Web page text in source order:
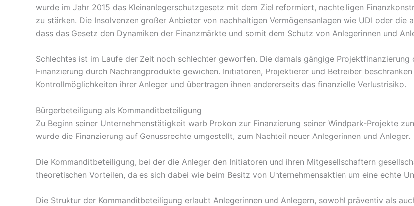
wurde im Jahr 2015 das Kleinanlegerschutzgesetz mit dem Ziel reformiert, nachteiligen
zu stärken. Die Insolvenzen großer Anbieter von nachhaltigen Vermögensanlagen wie UDI oder die
dass das Gesetz den Dynamiken der Finanzmärkte und somit dem Schutz von Anlegerinnen und
Schlechtes ist im Laufe der Zeit noch schlechter geworfen. Die damals gängige
Finanzierung durch Nachrangprodukte gewichen. Initiatoren, Projektierer und Betreiber
Kontrollmöglichkeiten ihrer Anleger und übertragen ihnen andererseits das finanzielle Verlustrisiko.
Bürgerbeteiligung als Kommanditbeteiligung
Zu Beginn seiner Unternehmenstätigkeit warb Prokon zur Finanzierung seiner Windpark-Projekte
wurde die Finanzierung auf Genussrechte umgestellt, zum Nachteil neuer Anlegerinnen und Anleger.
Die Kommanditbeteiligung, bei der die Anleger den Initiatoren und ihren Mitgesellschaftern
theoretischen Vorteilen, da es sich dabei wie beim Besitz von Unternehmensaktien um eine echte
Die Struktur der Kommanditbeteiligung erlaubt Anlegerinnen und Anlegern, sowohl präventiv als